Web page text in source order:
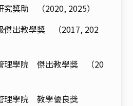
究獎助 （2020, 2025）
傑出教學獎 （2017, 202
理學院 傑出教學獎 （20
理學院 教學優良獎